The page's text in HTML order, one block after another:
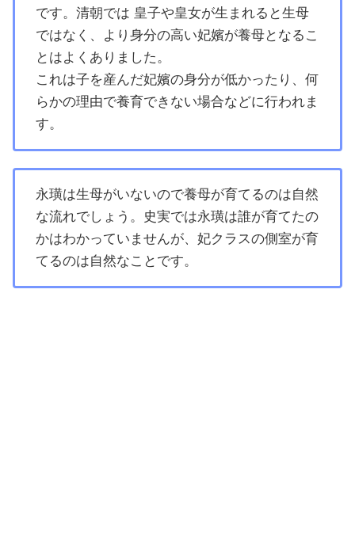
です。清朝では 皇子や皇女が生まれると生母
ではなく、より身分の高い妃嬪が養母となるこ
とはよくありました。
これは子を産んだ妃嬪の身分が低かったり、何
らかの理由で養育できない場合などに行われま
す。
永璜は生母がいないので養母が育てるのは自然
な流れでしょう。史実では永璜は誰が育てたの
かはわかっていませんが、妃クラスの側室が育
てるのは自然なことです。